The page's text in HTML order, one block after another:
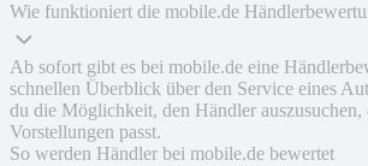
Wie funktioniert die mobile.de
Ab sofort gibt es bei mobile.de eine
schnellen Überblick über den Service eines
du die Möglichkeit, den Händler auszusuchen,
Vorstellungen passt.
So werden Händler bei mobile.de bewertet